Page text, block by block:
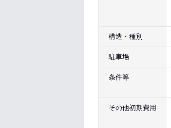
構造・種別
駐車場
条件等
その他初期費用